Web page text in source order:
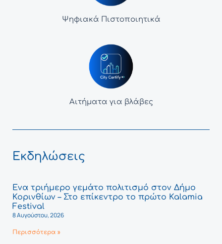
Ψηφιακά Πιστοποιητικά
Αιτήματα για βλάβες
Εκδηλώσεις
Ένα τριήμερο γεμάτο πολιτισμό στον Δήμο
Κορινθίων – Στο επίκεντρο το πρώτο Kalamia
Festival
8 Αυγούστου, 2026
Περισσότερα »